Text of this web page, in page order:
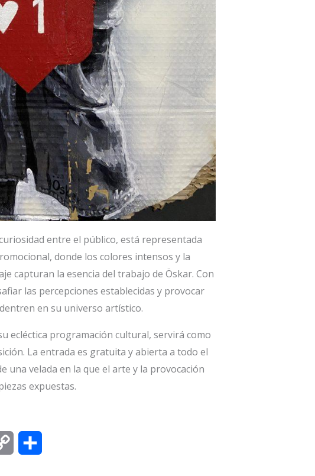
entre el público, está representada
donde los colores intensos y la
capturan la esencia del trabajo de Öskar. Con
las percepciones establecidas y provocar
en su universo artístico.
ecléctica programación cultural, servirá como
La entrada es gratuita y abierta a todo el
una velada en la que el arte y la provocación
expuestas.